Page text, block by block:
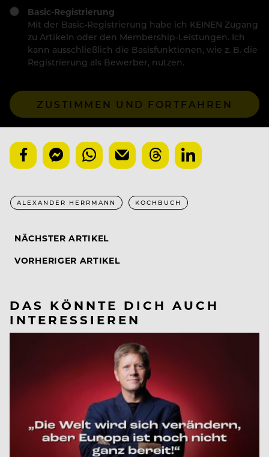
Basic-Registrierung
Mit der Basic-Registrierung habe ich KEINEN Zugang
zu Artikeln oder den Membership-Leistungen. Ich
kann ausschließlich die Basisfunktionen, wie z. B. die
Registrierung als Bewerber, nutzen.
ZUSTIMMEN UND FORTFAHREN
ALEXANDER HERRMANN KOCHBUCH
NÄCHSTER ARTIKEL
VORHERIGER ARTIKEL
DAS KÖNNTE DICH AUCH
INTERESSIEREN